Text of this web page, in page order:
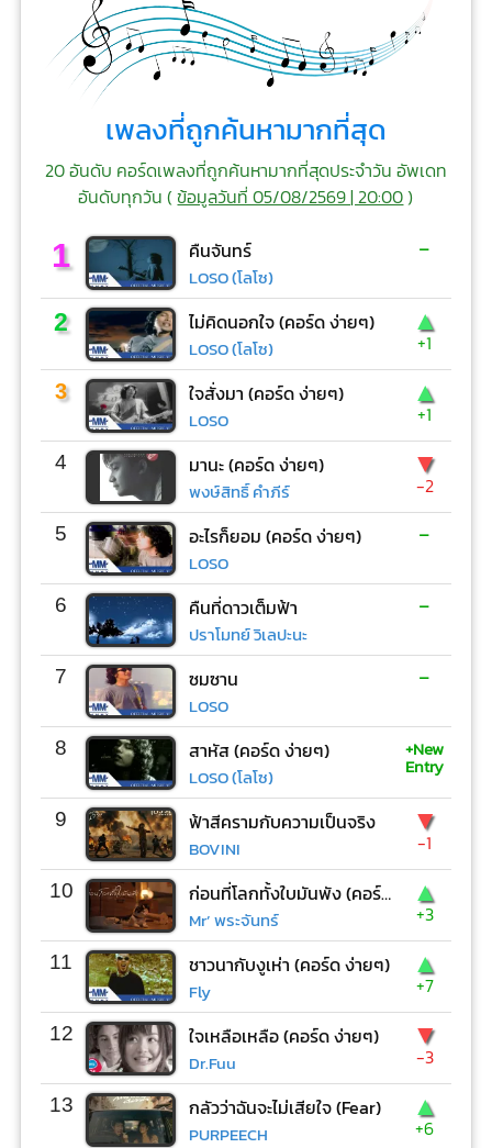
เพลงที่ถูกค้นหามากที่สุด
20 อันดับ คอร์ดเพลงที่ถูกค้นหามากที่สุดประจำวัน อัพเดท
อันดับทุกวัน (ข้อมูลวันที่ 05/08/2569 | 20:00)
1 คืนจันทร์
LOSO (โลโซ)
-
2 ไม่คิดนอกใจ (คอร์ด ง่ายๆ)
LOSO (โลโซ)
▲
+1
3 ใจสั่งมา (คอร์ด ง่ายๆ)
LOSO
▲
+1
4 มานะ (คอร์ด ง่ายๆ)
พงษ์สิทธิ์ คำภีร์
▼
-2
5 อะไรก็ยอม (คอร์ด ง่ายๆ)
LOSO
-
6 คืนที่ดาวเต็มฟ้า
ปราโมทย์ วิเลปะนะ
-
7 ซมซาน
LOSO
-
8 สาหัส (คอร์ด ง่ายๆ)
LOSO (โลโซ)
+New
Entry
9 ฟ้าสีครามกับความเป็นจริง
BOVINI
▼
-1
10 ก่อนที่โลกทั้งใบมันพัง (คอร์ด ง่ายๆ)
Mr’ พระจันทร์
▲
+3
11 ชาวนากับงูเห่า (คอร์ด ง่ายๆ)
Fly
▲
+7
12 ใจเหลือเหลือ (คอร์ด ง่ายๆ)
Dr.Fuu
▼
-3
13 กลัวว่าฉันจะไม่เสียใจ (Fear)
PURPEECH
▲
+6